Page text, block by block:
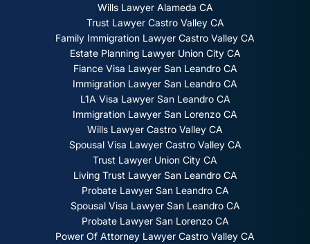
Wills Lawyer Alameda CA
Trust Lawyer Castro Valley CA
Family Immigration Lawyer Castro Valley CA
Estate Planning Lawyer Union City CA
Fiance Visa Lawyer San Leandro CA
Immigration Lawyer San Leandro CA
L1A Visa Lawyer San Leandro CA
Immigration Lawyer San Lorenzo CA
Wills Lawyer Castro Valley CA
Spousal Visa Lawyer Castro Valley CA
Trust Lawyer Union City CA
Living Trust Lawyer San Leandro CA
Probate Lawyer San Leandro CA
Spousal Visa Lawyer San Leandro CA
Probate Lawyer San Lorenzo CA
Power Of Attorney Lawyer Castro Valley CA